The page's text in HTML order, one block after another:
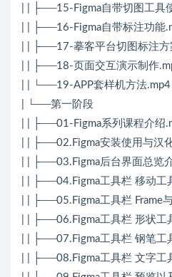
| | ├──15-Figma自带切图工具
| | ├──16-Figma自带标注功能
| | ├──17-摹客平台切图标注
| | ├──18-页面交互演示制作
| | └──19-APP套样机方法
| └──第一阶段
| | ├──01-Figma系列课程介绍
| | ├──02.Figma安装使用与汉
| | ├──03.Figma后台界面总览
| | ├──04.Figma工具栏 移动工
| | ├──05.Figma工具栏 Frame
| | ├──06.Figma工具栏 形状工
| | ├──07.Figma工具栏 钢笔工
| | ├──08.Figma工具栏 文字工